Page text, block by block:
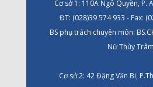
Cơ sở 1: 110A Ngô Quyền, P.
ĐT: (028)39 574 933 - Fax:
BS phụ trách chuyên môn:
Nữ Thùy Trâm
Cơ sở 2: 42 Đặng Văn Bi,